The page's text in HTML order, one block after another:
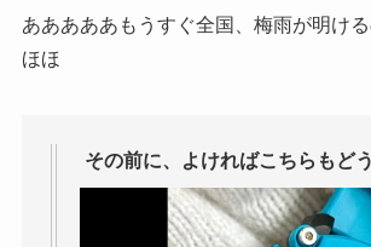
あああああもうすぐ全国、梅雨が明け
ほほ
その前に、よければこちらもど